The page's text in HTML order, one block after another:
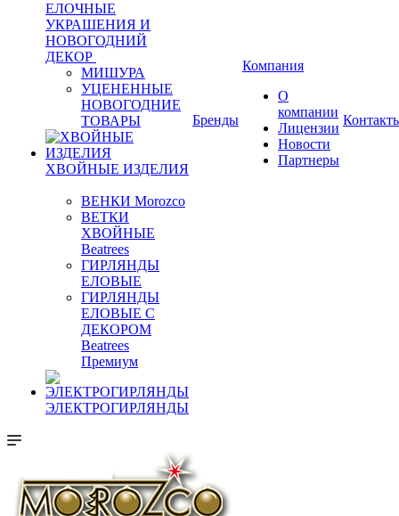
ЕЛОЧНЫЕ
УКРАШЕНИЯ И
НОВОГОДНИЙ
ДЕКОР
МИШУРА
УЦЕНЕННЫЕ
НОВОГОДНИЕ
ТОВАРЫ
ХВОЙНЫЕ ИЗДЕЛИЯ
ВЕНКИ Morozco
ВЕТКИ
ХВОЙНЫЕ
Beatrees
ГИРЛЯНДЫ
ЕЛОВЫЕ
ГИРЛЯНДЫ
ЕЛОВЫЕ С
ДЕКОРОМ
Beatrees
Премиум
ЭЛЕКТРОГИРЛЯНДЫ
Бренды
Компания
О
компании
Лицензии
Новости
Партнеры